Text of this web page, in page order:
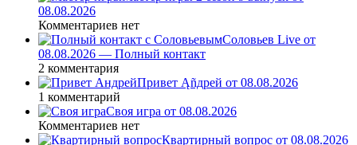
08.08.2026
Комментариев нет
Соловьев Live от
08.08.2026 — Полный контакт
2 комментария
Привет Ąñдpей от 08.08.2026
1 комментарий
Своя игра от 08.08.2026
Комментариев нет
Квартирный вопрос от 08.08.2026